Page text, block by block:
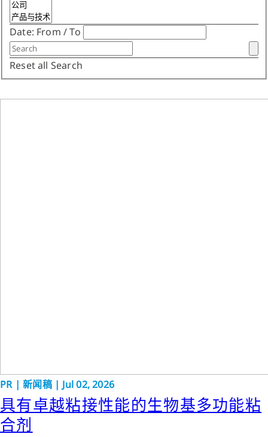
Date: From /To
Reset all Search
PR |新闻稿 | Jul 02, 2026
具有卓越粘接性能的生物基多功能粘
合剂